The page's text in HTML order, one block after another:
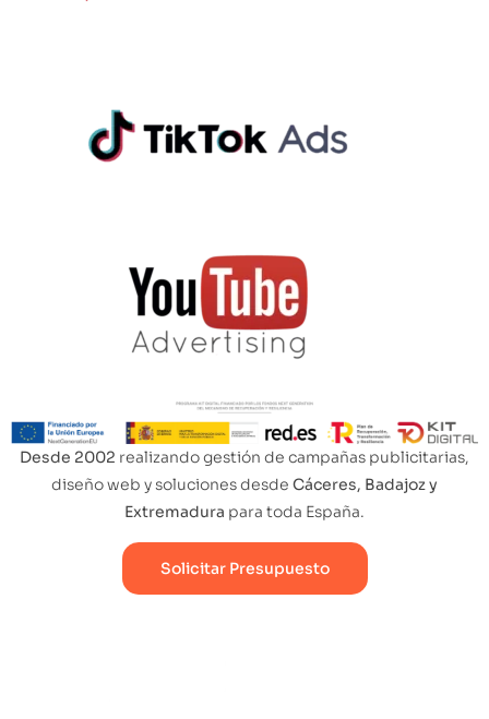
Desde 2002 realizando gestión de campañas publicitarias,
diseño web y soluciones desde Cáceres, Badajoz y
Extremadura para toda España.
Solicitar Presupuesto